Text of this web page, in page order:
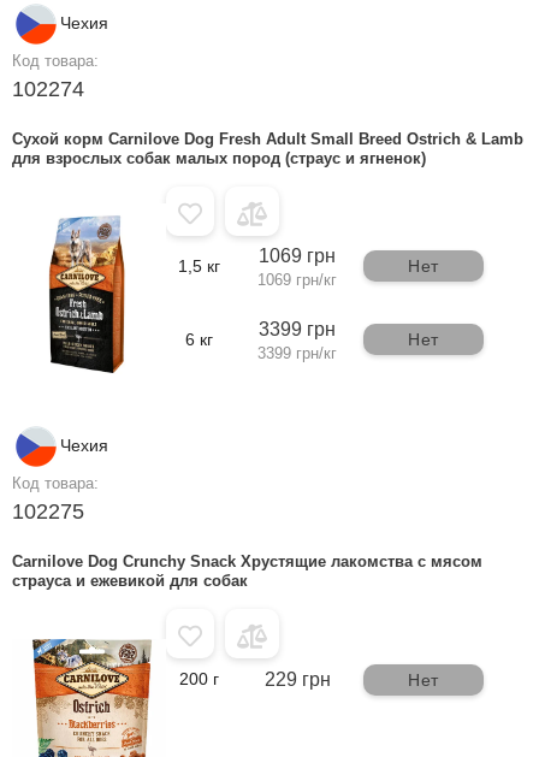
Чехия
Код товара:
102274
Сухой корм Carnilove Dog Fresh Adult Small Breed Ostrich & Lamb
для взрослых собак малых пород (страус и ягненок)
Чехия
Код товара:
102275
1,5 кг 1069 грн
1069 грн/кг
Нет
6 кг 3399 грн
3399 грн/кг
Нет
Carnilove Dog Crunchy Snack Хрустящие лакомства с мясом
страуса и ежевикой для собак
200 г 229 грн Нет